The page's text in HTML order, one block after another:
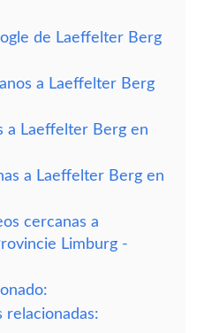
de Laeffelter Berg
a Laeffelter Berg
a Laeffelter Berg en
a Laeffelter Berg en
cercanas a
Limburg -
relacionadas: